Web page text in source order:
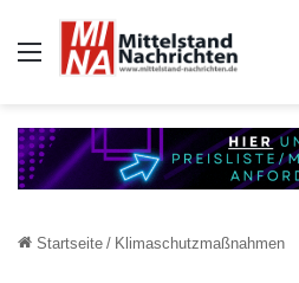
Auswahl
Startseite / Klimaschutzmaßnahmen